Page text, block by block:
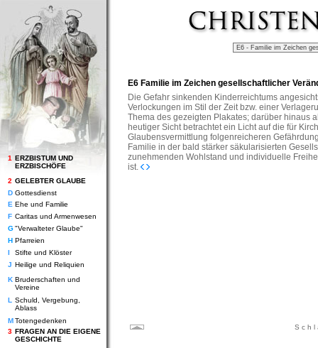
1 ERZBISTUM UND
ERZBISCHÖFE
2 GELEBTER GLAUBE
D Gottesdienst
E Ehe und Familie
F Caritas und Armenwesen
G"Verwalteter Glaube"
H Pfarreien
I
Stifte und Klöster
J Heilige und Reliquien
K Bruderschaften und
Vereine
L
Schuld, Vergebung,
Ablass
MTotengedenken
3 FRAGEN AN DIE EIGENE
GESCHICHTE
E6 Familie im Zeichen gesellschaftlicher
Die Gefahr sinkenden Kinderreichtums
Verlockungen im Stil der Zeit bzw. einer
Thema des gezeigten Plakates; darüber hinaus
heutiger Sicht betrachtet ein Licht auf die für
Glaubensvermittlung folgenreicheren
Familie in der bald stärker säkularisierten
zunehmenden Wohlstand und individuelle
ist.
S c h l